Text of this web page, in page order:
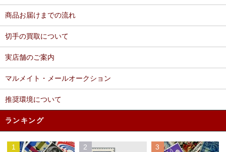
商品お届けまでの流れ
切手の買取について
実店舗のご案内
マルメイト・メールオークション
推奨環境について
ランキング
1 2 3